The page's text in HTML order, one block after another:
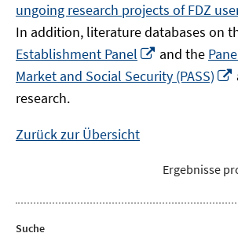
ungoing research projects of FDZ
In addition, literature databases on
Establishment Panel
In
neuem
Fenster
and the
Market and Social Security (PASS)
research.
Zurück zur Übersicht
Ergebnisse
Suche